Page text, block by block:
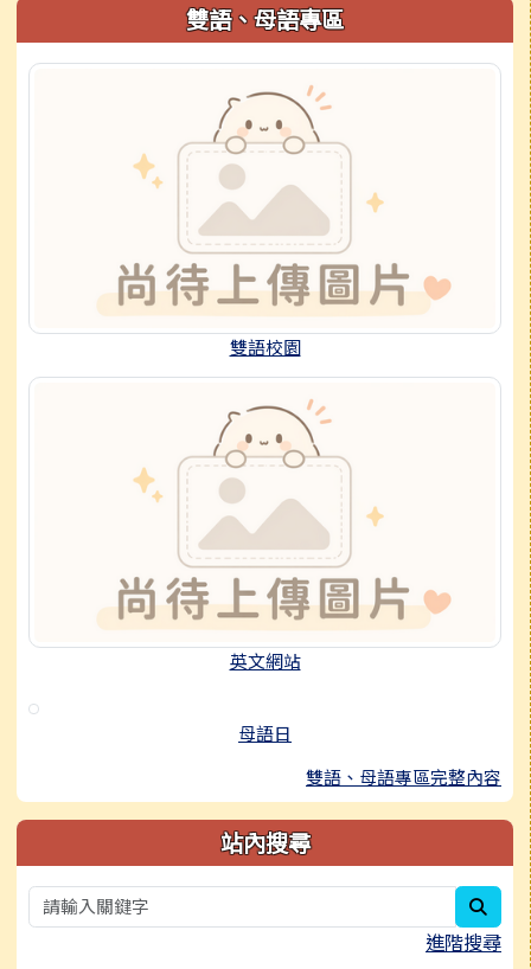
雙語、母語專區
雙語校園
英文網站
母語日
雙語、母語專區完整內容
站內搜尋
進階搜尋